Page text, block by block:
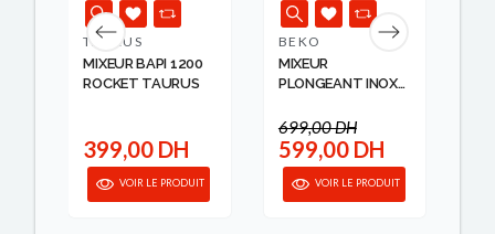
TAURUS
MIXEUR BAPI 1200
ROCKET TAURUS
399,00 DH
VOIR LE PRODUIT
BEKO
MIXEUR
PLONGEANT INOX
699,00 DH
599,00 DH
VOIR LE PRODUIT